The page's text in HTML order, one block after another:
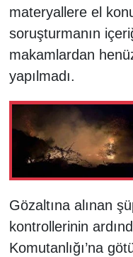
materyallere el
soruşturmanın
makamlardan
yapılmadı.
Gözaltına alınan
kontrollerinin
Komutanlığı’na